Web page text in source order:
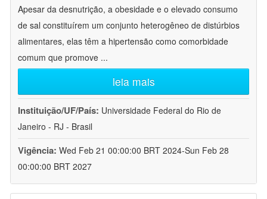
Apesar da desnutrição, a obesidade e o elevado consumo
de sal constituírem um conjunto heterogêneo de distúrbios
alimentares, elas têm a hipertensão como comorbidade
comum que promove ...
leia mais
Instituição/UF/País: Universidade Federal do Rio de
Janeiro - RJ - Brasil
Vigência: Wed Feb 21 00:00:00 BRT 2024-Sun Feb 28
00:00:00 BRT 2027